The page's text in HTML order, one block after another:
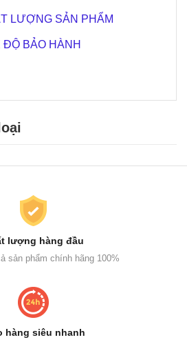
LƯỢNG SẢN PHẨM
BẢO HÀNH
lượng hàng đầu
sản phẩm chính hãng 100%
hàng siêu nhanh